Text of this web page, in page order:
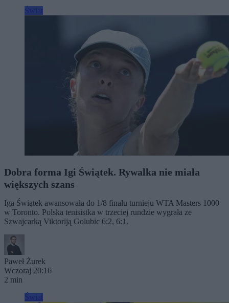
Dobra forma Igi Świątek. Rywalka nie miała
większych szans
Iga Świątek awansowała do 1/8 finału turnieju WTA Masters 1000
w Toronto. Polska tenisistka w trzeciej rundzie wygrała ze
Szwajcarką Viktoriją Golubic 6:2, 6:1.
Paweł Żurek
Wczoraj 20:16
2 min